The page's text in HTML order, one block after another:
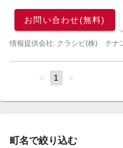
お問い合わせ(無料)
情報提供会社: クラシビ(株) テナ
page
You're
page
1 page
町名で絞り込む